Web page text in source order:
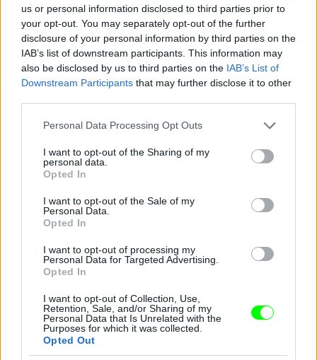
us or personal information disclosed to third parties prior to
your opt-out. You may separately opt-out of the further
disclosure of your personal information by third parties on the
IAB’s list of downstream participants. This information may
also be disclosed by us to third parties on the IAB’s List of
Downstream Participants that may further disclose it to other
Please note that this website/app uses one or more Google
not limited to your visit or usage behaviour. You may click to
grant or deny consent to Google and its third-party tags to
use your data for below specified purposes in below Google
consent section.
Personal Data Processing Opt Outs
I want to opt-out of the Sharing of my
personal data.
Opted In
I want to opt-out of the Sale of my
Personal Data.
Opted In
I want to opt-out of processing my
Personal Data for Targeted Advertising.
Opted In
I want to opt-out of Collection, Use,
Retention, Sale, and/or Sharing of my
Personal Data that Is Unrelated with the
Purposes for which it was collected.
Opted Out
Danics Danics Dóra átlátszó aljú ruhában
Fotó: / RTL Sajtóklub